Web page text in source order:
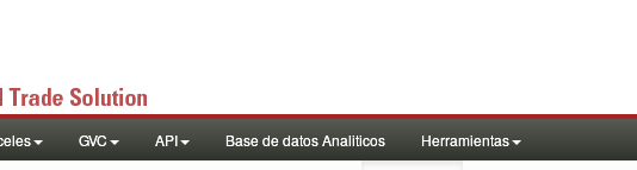
GVC API Base de datos Analiticos Herramientas